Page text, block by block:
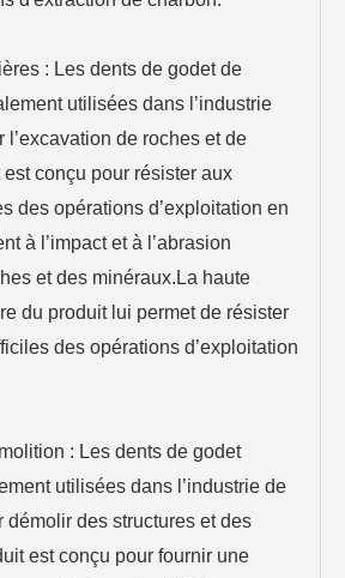
: Les dents de godet de
utilisées dans l’industrie
l’excavation de roches et de
conçu pour résister aux
des opérations d’exploitation en
à l’impact et à l’abrasion
et des minéraux.La haute
du produit lui permet de résister
des opérations d’exploitation
: Les dents de godet
utilisées dans l’industrie de
démolir des structures et des
est conçu pour fournir une